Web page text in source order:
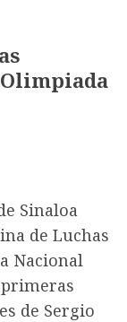
Sinaloa
de Luchas
Nacional
primeras
de Sergio